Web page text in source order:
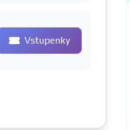
Vstupenky